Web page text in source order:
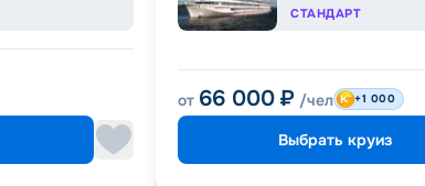
СТАНДАРТ
от 66 000 ₽ /чел +1 000
Выбрать круиз